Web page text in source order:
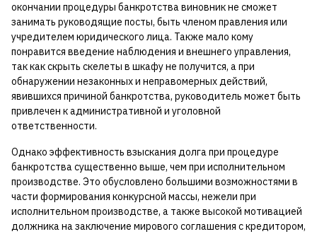
окончании процедуры банкротства виновник не сможет
занимать руководящие посты, быть членом правления или
учредителем юридического лица. Также мало кому
понравится введение наблюдения и внешнего управления,
так как скрыть скелеты в шкафу не получится, а при
обнаружении незаконных и неправомерных действий,
явившихся причиной банкротства, руководитель может быть
привлечен к административной и уголовной
ответственности.
Однако эффективность взыскания долга при процедуре
банкротства существенно выше, чем при исполнительном
производстве. Это обусловлено большими возможностями в
части формирования конкурсной массы, нежели при
исполнительном производстве, а также высокой мотивацией
должника на заключение мирового соглашения с кредитором,